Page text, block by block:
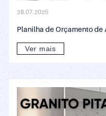
28.07.2025
Planilha de Orçamento de
Ver mais